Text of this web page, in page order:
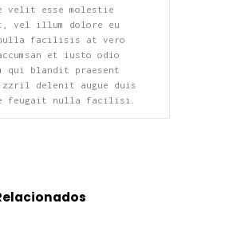
velit esse molestie
vel illum dolore eu
facilisis at vero
et iusto odio
qui blandit praesent
zzril delenit augue duis
feugait nulla facilisi.